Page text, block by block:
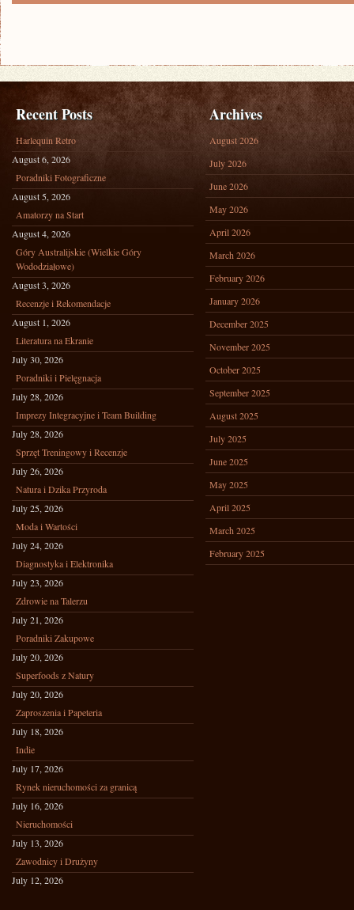
Recent Posts
Harlequin Retro
August 6, 2026
Poradniki Fotograficzne
August 5, 2026
Amatorzy na Start
August 4, 2026
Góry Australijskie (Wielkie Góry
Wododziałowe)
August 3, 2026
Recenzje i Rekomendacje
August 1, 2026
Literatura na Ekranie
July 30, 2026
Poradniki i Pielęgnacja
July 28, 2026
Imprezy Integracyjne i Team Building
July 28, 2026
Sprzęt Treningowy i Recenzje
July 26, 2026
Natura i Dzika Przyroda
July 25, 2026
Moda i Wartości
July 24, 2026
Diagnostyka i Elektronika
July 23, 2026
Zdrowie na Talerzu
July 21, 2026
Poradniki Zakupowe
July 20, 2026
Superfoods z Natury
July 20, 2026
Zaproszenia i Papeteria
July 18, 2026
Indie
July 17, 2026
Rynek nieruchomości za granicą
July 16, 2026
Nieruchomości
July 13, 2026
Zawodnicy i Drużyny
July 12, 2026
Archives
August 2026
July 2026
June 2026
May 2026
April 2026
March 2026
February 2026
January 2026
December 2025
November 2025
October 2025
September 2025
August 2025
July 2025
June 2025
May 2025
April 2025
March 2025
February 2025